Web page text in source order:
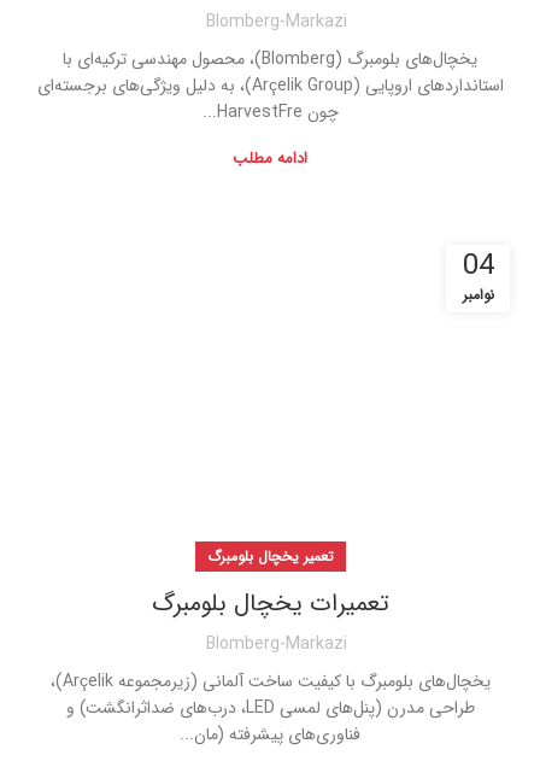
Blomberg-Markazi
یخچال‌های بلومبرگ (Blomberg)، محصول مهندسی ترکیه‌ای با
استانداردهای اروپایی (Arçelik Group)، به دلیل ویژگی‌های برجسته‌ای
چون HarvestFre...
ادامه مطلب
04
نوامبر
تعمیر یخچال بلومبرگ
تعمیرات یخچال بلومبرگ
Blomberg-Markazi
یخچال‌های بلومبرگ با کیفیت ساخت آلمانی (زیرمجموعه Arçelik)،
طراحی مدرن (پنل‌های لمسی LED، درب‌های ضداثرانگشت) و
فناوری‌های پیشرفته (مان...